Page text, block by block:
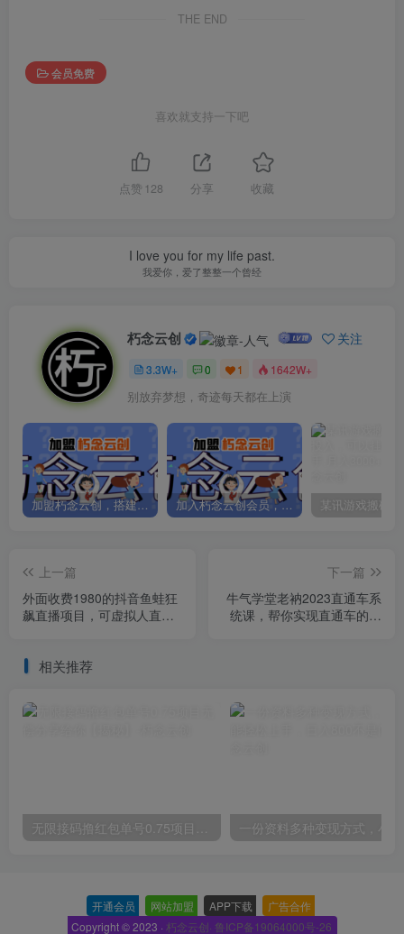
THE END
会员免费
喜欢就支持一下吧
点赞 128 分享 收藏
I love you for my life past.
我爱你，爱了整整一个曾经
朽念云创 关注
3.3W+ 0 1 1642W+
别放弃梦想，奇迹每天都在上演
加盟朽念云创，搭建同款项目资源站，实现日入2000+ 加入朽念云创会员，全站资源免费学习。
上一篇
外面收费1980的抖音鱼蛙狂
飙直播项目，可虚拟人直
下一篇
牛气学堂老衲2023直通车系
统课，帮你实现直通车的低
相关推荐
无限接码撸红包单号0.75项目无偿分享给你【揭秘】
开通会员 网站加盟 APP下载 广告合作
Copyright © 2023 · 朽念云创· 鲁ICP备19064000号-26